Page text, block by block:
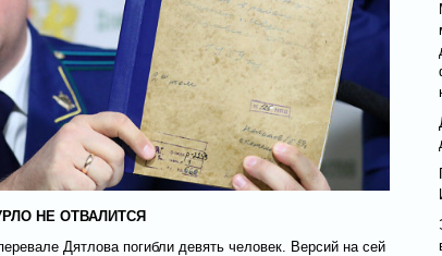
СБРЕХНУТЬ - МУРЛО НЕ ОТВАЛИТСЯ
Дятлова погибли девять человек. Версий на сей